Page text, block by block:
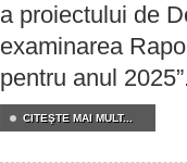
a proiectului de
examinarea
pentru anul
CITEŞTE MAI MULT...